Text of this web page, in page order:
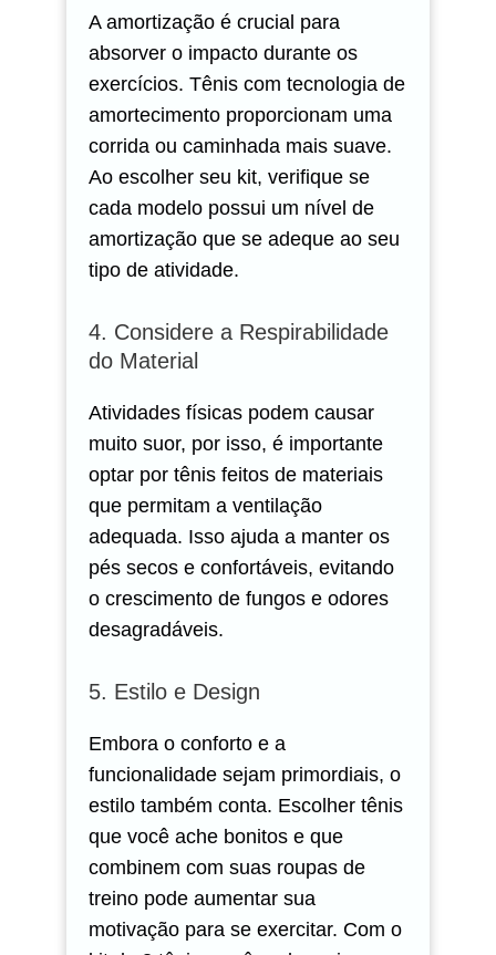
A amortização é crucial para
absorver o impacto durante os
exercícios. Tênis com tecnologia de
amortecimento proporcionam uma
corrida ou caminhada mais suave.
Ao escolher seu kit, verifique se
cada modelo possui um nível de
amortização que se adeque ao seu
tipo de atividade.
4. Considere a Respirabilidade
do Material
Atividades físicas podem causar
muito suor, por isso, é importante
optar por tênis feitos de materiais
que permitam a ventilação
adequada. Isso ajuda a manter os
pés secos e confortáveis, evitando
o crescimento de fungos e odores
desagradáveis.
5. Estilo e Design
Embora o conforto e a
funcionalidade sejam primordiais, o
estilo também conta. Escolher tênis
que você ache bonitos e que
combinem com suas roupas de
treino pode aumentar sua
motivação para se exercitar. Com o